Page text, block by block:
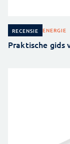
RECENSIE ENERGIE
Praktische